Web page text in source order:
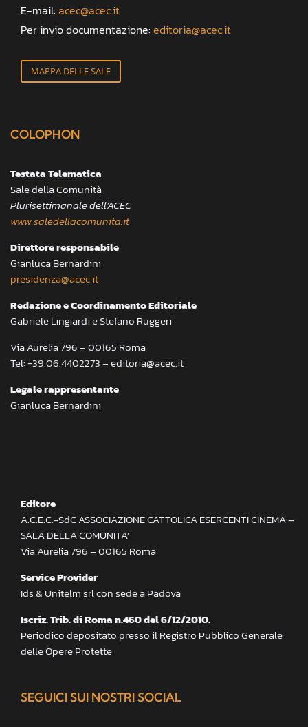
E-mail: acec@acec.it
Per invio documentazione: editoria@acec.it
MAPPA DELLE SALE
COLOPHON
Testata Telematica
Sale della Comunità
Plurisettimanale dell’ACEC
www.saledellacomunita.it
Direttore responsabile
Gianluca Bernardini
presidenza@acec.it
Redazione e Coordinamento Editoriale
Gabriele Lingiardi e Stefano Ruggeri
Via Aurelia 796 – 00165 Roma
Tel: +39.06.4402273 – editoria@acec.it
Legale rappresentante
Gianluca Bernardini
Editore
A.C.E.C.-SdC ASSOCIAZIONE CATTOLICA ESERCENTI CINEMA –
SALA DELLA COMUNITA’
Via Aurelia 796 – 00165 Roma
Service Provider
Ids & Unitelm srl con sede a Padova
Iscriz. Trib. di Roma n.460 del 6/12/2010.
Periodico depositato presso il Registro Pubblico Generale
delle Opere Protette
SEGUICI SUI NOSTRI SOCIAL